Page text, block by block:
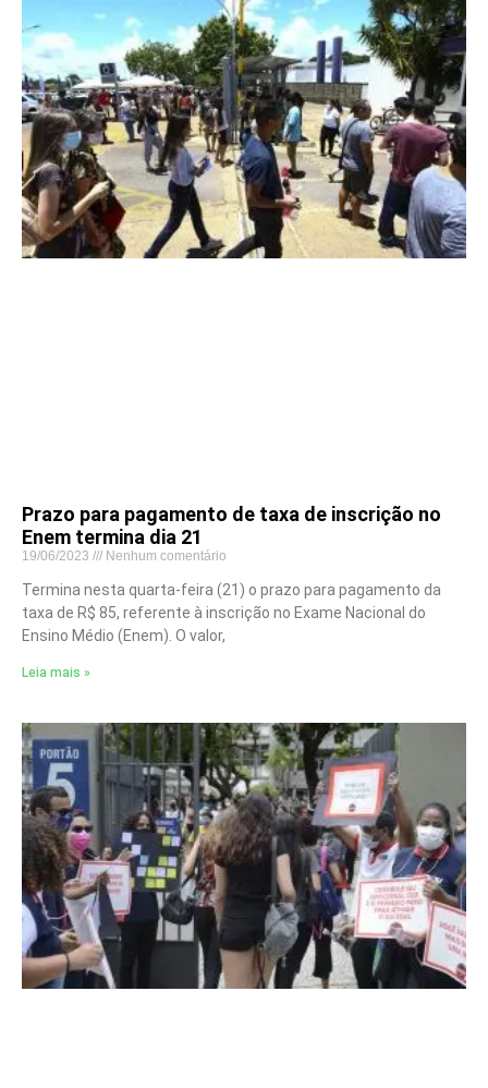
Prazo para pagamento de taxa de inscrição no
Enem termina dia 21
19/06/2023 Nenhum comentário
Termina nesta quarta-feira (21) o prazo para pagamento da
taxa de R$ 85, referente à inscrição no Exame Nacional do
Ensino Médio (Enem). O valor,
Leia mais »